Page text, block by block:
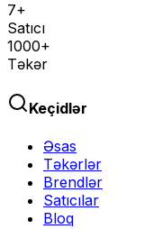
7+
Satıcı
1000+
Təkər
Keçidlər
Əsas
Təkərlər
Brendlər
Satıcılar
Bloq